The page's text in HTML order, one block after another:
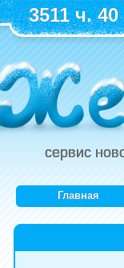
3511 ч.
сервис
Главная